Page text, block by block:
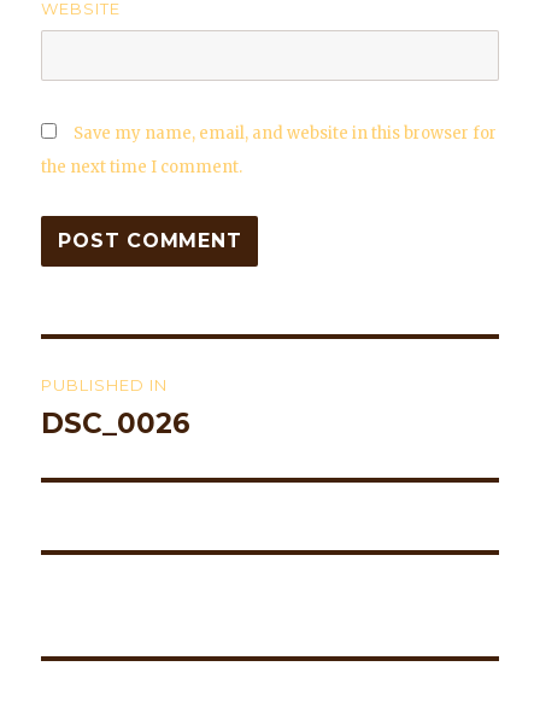
WEBSITE
Save my name, email, and website in this browser for
the next time I comment.
navigation
PUBLISHED IN
DSC_0026